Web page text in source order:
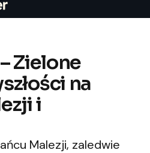
Zielone
na
i
Malezji, zaledwie